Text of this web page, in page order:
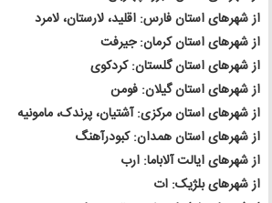
از شهرهای استان فارس: اقلید، لارستان، لامرد
از شهرهای استان کرمان: جیرفت
از شهرهای استان گلستان: کردکوی
از شهرهای استان گیلان: فومن
از شهرهای استان مرکزی: آشتیان، پرندک، مامونیه
از شهرهای استان همدان: کبودرآهنگ
از شهرهای ایالت آلاباما: ارب
از شهرهای بلژیک: ات